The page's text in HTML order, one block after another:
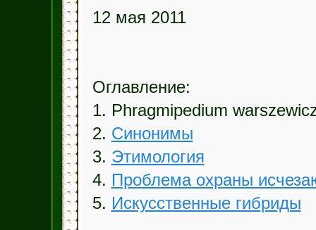
12 мая 2011
Оглавление:
1. Phragmipedium
2. Синонимы
3. Этимология
4. Проблема охраны
5. Искусственные гибриды